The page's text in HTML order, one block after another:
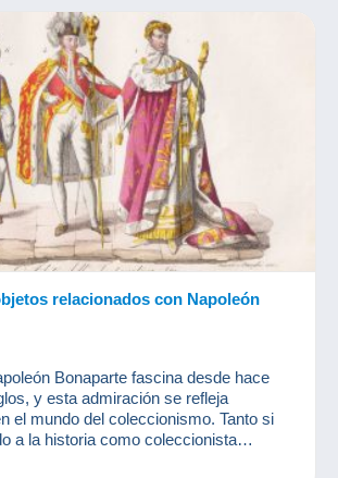
relacionados con Napoleón
Bonaparte fascina desde hace
y esta admiración se refleja
el mundo del coleccionismo. Tanto si
a la historia como coleccionista
los objetos relacionados con el